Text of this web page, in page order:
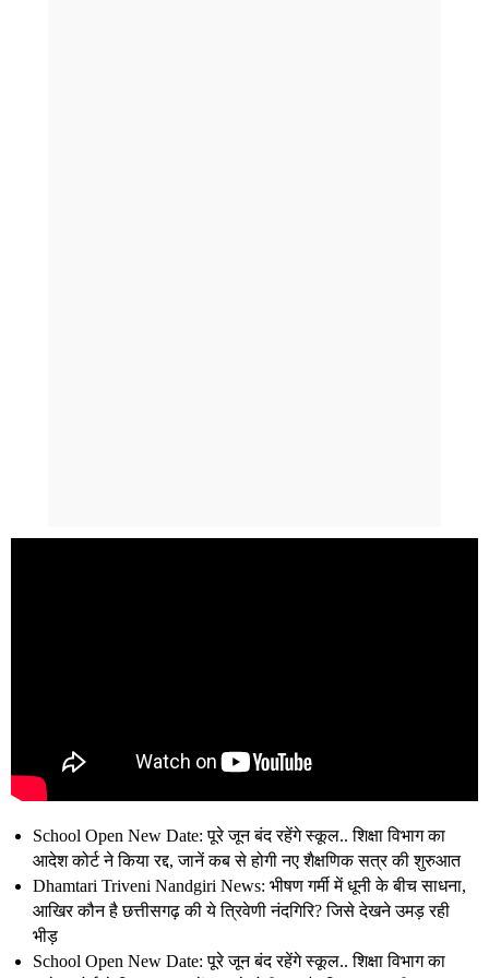
School Open New Date: पूरे जून बंद रहेंगे स्कूल.. शिक्षा विभाग का
आदेश कोर्ट ने किया रद्द, जानें कब से होगी नए शैक्षणिक सत्र की शुरुआत
Dhamtari Triveni Nandgiri News: भीषण गर्मी में धूनी के बीच साधना,
आखिर कौन है छत्तीसगढ़ की ये त्रिवेणी नंदगिरि? जिसे देखने उमड़ रही
भीड़
School Open New Date: पूरे जून बंद रहेंगे स्कूल.. शिक्षा विभाग का